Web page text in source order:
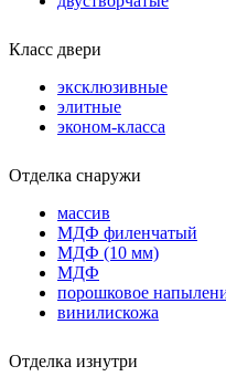
Класс двери
эксклюзивные
элитные
эконом-класса
Отделка снаружи
массив
МДФ филенчатый
МДФ (10 мм)
МДФ
порошковое
винилискожа
Отделка изнутри